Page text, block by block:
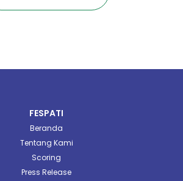
FESPATI
Beranda
Tentang Kami
Scoring
Press Release